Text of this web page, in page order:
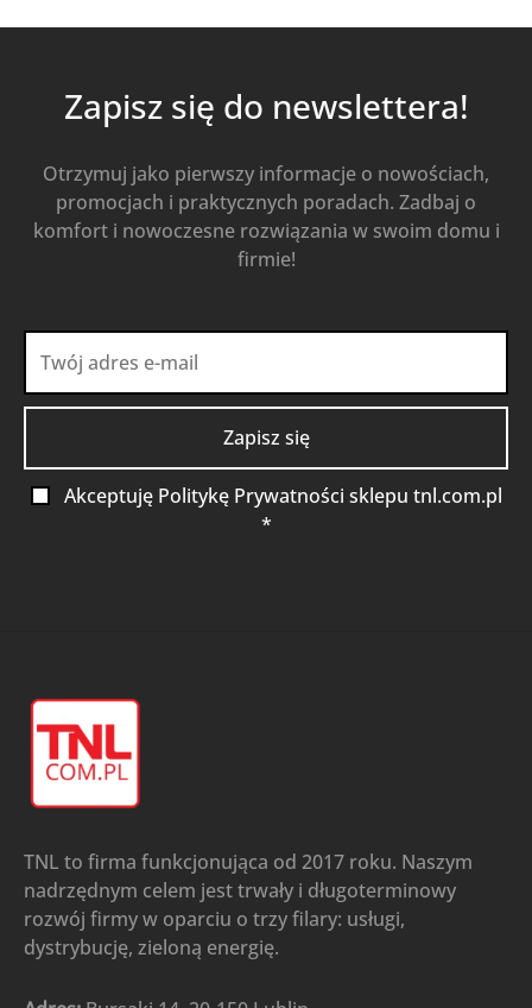
Zapisz się do newslettera!
Otrzymuj jako pierwszy informacje o nowościach,
promocjach i praktycznych poradach. Zadbaj o
komfort i nowoczesne rozwiązania w swoim domu i
firmie!
Akceptuję Politykę Prywatności sklepu tnl.com.pl
*
TNL to firma funkcjonująca od 2017 roku. Naszym
nadrzędnym celem jest trwały i długoterminowy
rozwój firmy w oparciu o trzy filary: usługi,
dystrybucję, zieloną energię.